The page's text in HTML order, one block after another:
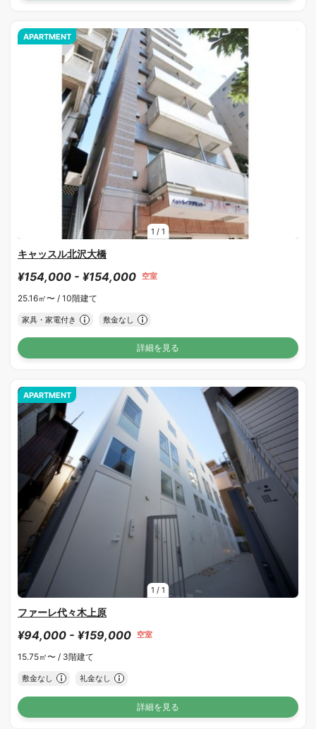
1 / 1
APARTMENT
キャッスル北沢大橋
¥154,000 - ¥154,000 空室
25.16㎡〜 / 10階建て
家具・家電付き 敷金なし
詳細を見る
1 / 1
APARTMENT
ファーレ代々木上原
¥94,000 - ¥159,000 空室
15.75㎡〜 / 3階建て
敷金なし 礼金なし
詳細を見る